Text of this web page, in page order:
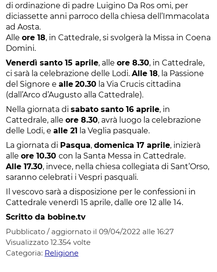
di ordinazione di padre Luigino Da Ros omi, per
diciassette anni parroco della chiesa dell’Immacolata
ad Aosta.
Alle ore 18, in Cattedrale, si svolgerà la Missa in Coena
Domini.
Venerdì santo 15 aprile, alle ore 8.30, in Cattedrale,
ci sarà la celebrazione delle Lodi. Alle 18, la Passione
del Signore e alle 20.30 la Via Crucis cittadina
(dall’Arco d’Augusto alla Cattedrale).
Nella giornata di sabato santo 16 aprile, in
Cattedrale, alle ore 8.30, avrà luogo la celebrazione
delle Lodi, e alle 21 la Veglia pasquale.
La giornata di Pasqua, domenica 17 aprile, inizierà
alle ore 10.30 con la Santa Messa in Cattedrale.
Alle 17.30, invece, nella chiesa collegiata di Sant’Orso,
saranno celebrati i Vespri pasquali.
Il vescovo sarà a disposizione per le confessioni in
Cattedrale venerdì 15 aprile, dalle ore 12 alle 14.
Scritto da bobine.tv
Pubblicato / aggiornato il 09/04/2022 alle 16:27
Visualizzato 12.354 volte
Categoria: Religione